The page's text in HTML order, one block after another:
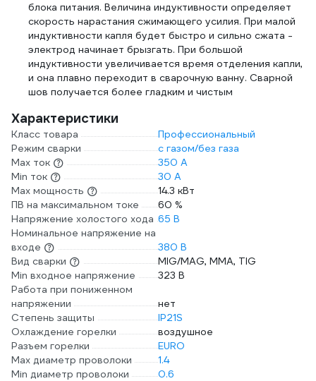
блока питания. Величина индуктивности определяет
скорость нарастания сжимающего усилия. При малой
индуктивности капля будет быстро и сильно сжата -
электрод начинает брызгать. При большой
индуктивности увеличивается время отделения капли,
и она плавно переходит в сварочную ванну. Сварной
шов получается более гладким и чистым
Характеристики
Класс товара
Профессиональный
Режим сварки
с газом/без газа
Max ток
350 А
Min ток
30 А
Max мощность
14.3 кВт
ПВ на максимальном токе
60 %
Напряжение холостого хода 65 В
Номинальное напряжение на
входе
380 В
Вид сварки
MIG/MAG, MMA, TIG
Min входное напряжение
323 В
Работа при пониженном
напряжении
нет
Степень защиты
IP21S
Охлаждение горелки
воздушное
Разъем горелки
EURO
Max диаметр проволоки
1.4
Min диаметр проволоки
0.6